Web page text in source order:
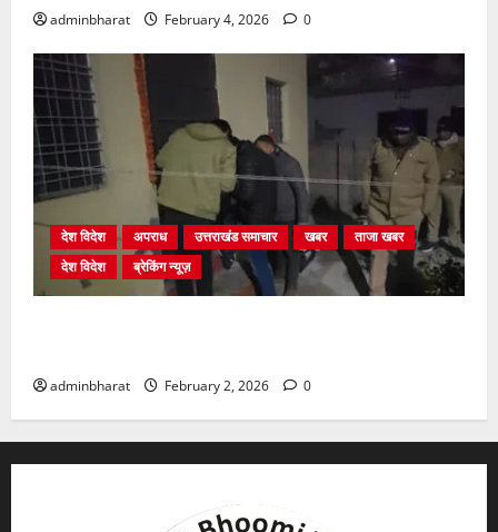
adminbharat February 4, 2026 0
देश विदेश अपराध उत्तराखंड समाचार खबर
ताजा खबर
देश विदेश
ब्रेकिंग न्यूज़
adminbharat February 2, 2026 0